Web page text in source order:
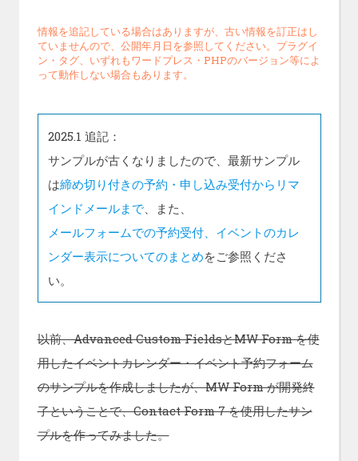
情報を追記している場合はありますが、古い情報を訂正はし
ていませんので、公開年月日を参照してください。プラグイ
ン・タグ、いずれもワードプレス・PHPのバージョン等によ
って動作しない場合もあります。
2025.1 追記：
サンプルが古くなりましたので、最新サンプル
は締め切り付きの予約・申し込み受付からリマ
インドメールまで、また、
メールフォームでの予約受付、イベントのカレ
ンダー表示についてのまとめをご参照くださ
い。
以前、Advanced Custom FieldsとMW Form を使
用したイベントカレンダー・イベント予約フォーム
のサンプルを作成しましたが、MW Form が開発終
了ということで、Contact Form 7 を使用したサン
プルを作ってみました。